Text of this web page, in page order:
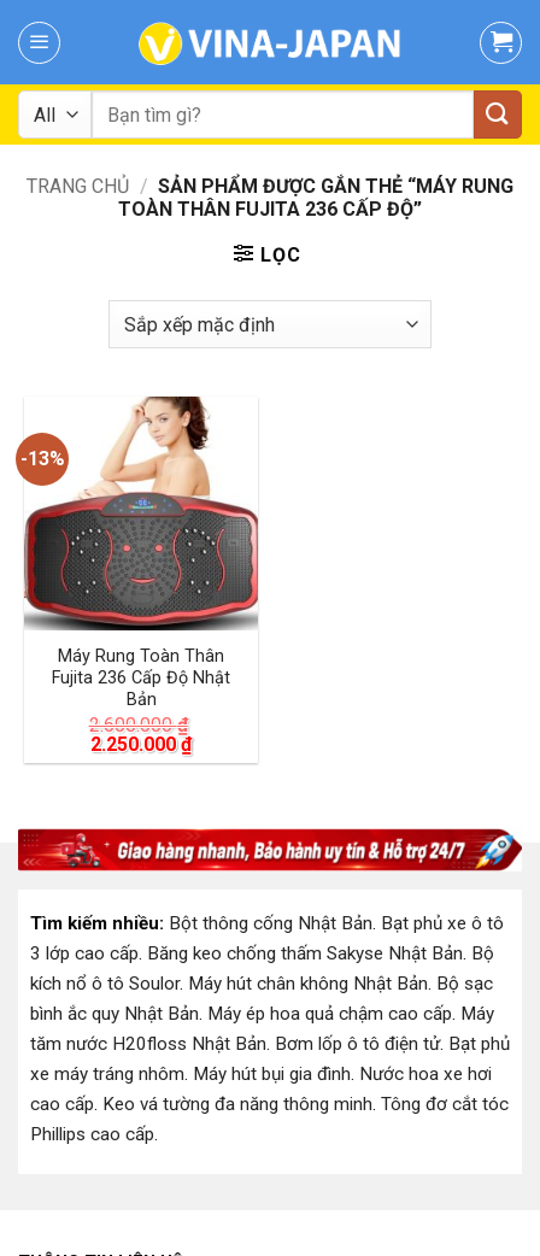
Tìm
kiếm:
TRANG CHỦ / SẢN PHẨM ĐƯỢC GẮN THẺ “MÁY RUNG
TOÀN THÂN FUJITA 236 CẤP ĐỘ”
LỌC
-13%
Máy Rung Toàn Thân
Fujita 236 Cấp Độ Nhật
Bản
2.600.000₫
Giá
gốc
2.250.000₫Giá
hiện
Tìm kiếm nhiều: Bột thông cống Nhật Bản. Bạt phủ xe ô tô
3 lớp cao cấp. Băng keo chống thấm Sakyse Nhật Bản. Bộ
kích nổ ô tô Soulor. Máy hút chân không Nhật Bản. Bộ sạc
bình ắc quy Nhật Bản. Máy ép hoa quả chậm cao cấp. Máy
tăm nước H20floss Nhật Bản. Bơm lốp ô tô điện tử. Bạt phủ
xe máy tráng nhôm. Máy hút bụi gia đình. Nước hoa xe hơi
cao cấp. Keo vá tường đa năng thông minh. Tông đơ cắt tóc
Phillips cao cấp.